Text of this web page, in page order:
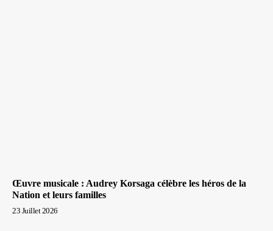
Œuvre musicale : Audrey Korsaga célèbre les héros de la
Nation et leurs familles
23 Juillet 2026